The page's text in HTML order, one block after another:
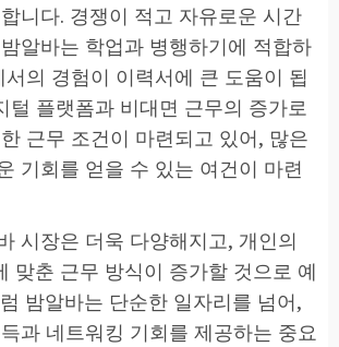
니다. 경쟁이 적고 자유로운 시간
알바는 학업과 병행하기에 적합하
의 경험이 이력서에 큰 도움이 됩
털 플랫폼과 비대면 근무의 증가로
근무 조건이 마련되고 있어, 많은
기회를 얻을 수 있는 여건이 마련
시장은 더욱 다양해지고, 개인의
맞춘 근무 방식이 증가할 것으로 예
밤알바는 단순한 일자리를 넘어,
과 네트워킹 기회를 제공하는 중요